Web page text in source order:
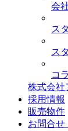
会
ス
ス
コ
株式会社
採用情報
販売物件
お問合せ